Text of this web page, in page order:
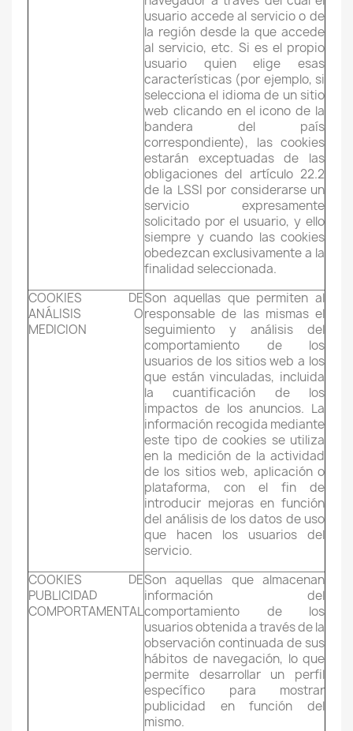
usuario accede al servicio o de
la región desde la que accede
al servicio, etc. Si es el propio
usuario quien elige esas
características (por ejemplo, si
selecciona el idioma de un sitio
web clicando en el icono de la
bandera del país
correspondiente), las cookies
estarán exceptuadas de las
obligaciones del artículo 22.2
de la LSSI por considerarse un
servicio expresamente
solicitado por el usuario, y ello
siempre y cuando las cookies
obedezcan exclusivamente a la
finalidad seleccionada.
COOKIES DE
ANÁLISIS O
MEDICION
Son aquellas que permiten al
responsable de las mismas el
seguimiento y análisis del
comportamiento de los
usuarios de los sitios web a los
que están vinculadas, incluida
la cuantificación de los
impactos de los anuncios. La
información recogida mediante
este tipo de cookies se utiliza
en la medición de la actividad
de los sitios web, aplicación o
plataforma, con el fin de
introducir mejoras en función
del análisis de los datos de uso
que hacen los usuarios del
servicio.
COOKIES DE
PUBLICIDAD
COMPORTAMENTAL
Son aquellas que almacenan
información del
comportamiento de los
usuarios obtenida a través de la
observación continuada de sus
hábitos de navegación, lo que
permite desarrollar un perfil
específico para mostrar
publicidad en función del
mismo.
Sign in ×
You need to be logged in to save products in your
Sign in